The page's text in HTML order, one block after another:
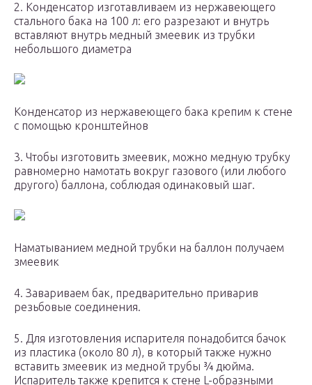
2. Конденсатор изготавливаем из нержавеющего
стального бака на 100 л: его разрезают и внутрь
вставляют внутрь медный змеевик из трубки
небольшого диаметра
Конденсатор из нержавеющего бака крепим к стене
с помощью кронштейнов
3. Чтобы изготовить змеевик, можно медную трубку
равномерно намотать вокруг газового (или любого
другого) баллона, соблюдая одинаковый шаг.
Наматыванием медной трубки на баллон получаем
змеевик
4. Завариваем бак, предварительно приварив
резьбовые соединения.
5. Для изготовления испарителя понадобится бачок
из пластика (около 80 л), в который также нужно
вставить змеевик из медной трубы ¾ дюйма.
Испаритель также крепится к стене L-образными